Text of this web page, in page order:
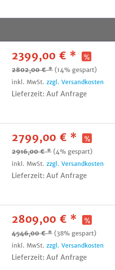
2399,00 € *
2802,00 € * (14% gespart)
inkl. MwSt.zzgl. Versandkosten
Lieferzeit: Auf Anfrage
2799,00 € *
2916,00 € * (4% gespart)
inkl. MwSt.zzgl. Versandkosten
Lieferzeit: Auf Anfrage
2809,00 € *
4546,00 € * (38% gespart)
inkl. MwSt.zzgl. Versandkosten
Lieferzeit: Auf Anfrage